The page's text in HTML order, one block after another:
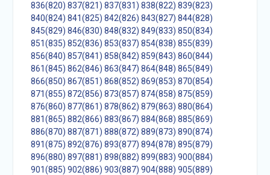
836(820) 837(821) 837(831) 838(822) 839(823)
840(824) 841(825) 842(826) 843(827) 844(828)
845(829) 846(830) 848(832) 849(833) 850(834)
851(835) 852(836) 853(837) 854(838) 855(839)
856(840) 857(841) 858(842) 859(843) 860(844)
861(845) 862(846) 863(847) 864(848) 865(849)
866(850) 867(851) 868(852) 869(853) 870(854)
871(855) 872(856) 873(857) 874(858) 875(859)
876(860) 877(861) 878(862) 879(863) 880(864)
881(865) 882(866) 883(867) 884(868) 885(869)
886(870) 887(871) 888(872) 889(873) 890(874)
891(875) 892(876) 893(877) 894(878) 895(879)
896(880) 897(881) 898(882) 899(883) 900(884)
901(885) 902(886) 903(887) 904(888) 905(889)